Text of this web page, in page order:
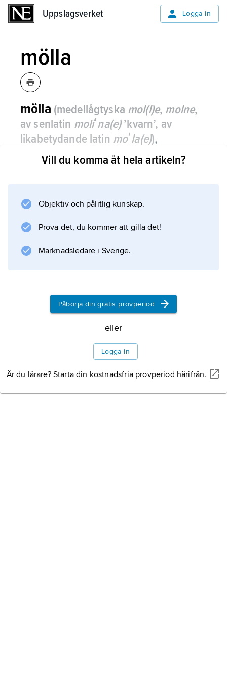
Uppslagsverket Logga in
mölla
mölla (medellågtyska mol(l)e, molne,
av senlatin moliʹna(e)’kvarn’, av
likabetydande latin moʹla(e)),
sydsvenskt ord för
kvarn .
Vill du komma åt hela artikeln?
Objektiv och pålitlig kunskap.
Prova det, du kommer att gilla det!
Marknadsledare i Sverige.
Påbörja din gratis provperiod
eller
Logga in
Är du lärare? Starta din kostnadsfria provperiod härifrån.